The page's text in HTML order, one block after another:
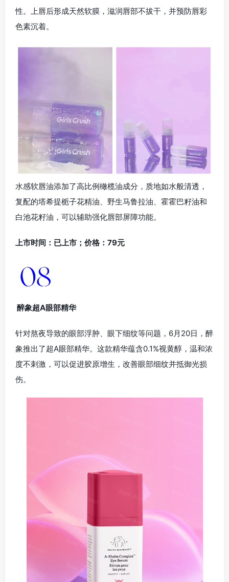
性。上唇后形成天然软膜，滋润唇部不拔干，并预防唇彩
色素沉着。
水感软唇油添加了高比例橄榄油成分，质地如水般清透，
复配的塔希提栀子花精油、野生马鲁拉油、霍霍巴籽油和
白池花籽油，可以辅助强化唇部屏障功能。
上市时间：已上市；价格：79元
醉象超A眼部精华
针对熬夜导致的眼部浮肿、眼下细纹等问题，6月20日，醉
象推出了超A眼部精华。这款精华蕴含0.1%视黄醇，温和浓
度不刺激，可以促进胶原增生，改善眼部细纹并抵御光损
伤。